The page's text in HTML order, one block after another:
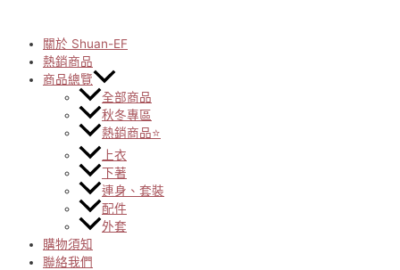
content關於 Shuan-EF
熱銷商品
商品總覽
全部商品
秋冬專區
熱銷商品⭐
上衣
下著
連身、套裝
配件
外套
購物須知
聯絡我們